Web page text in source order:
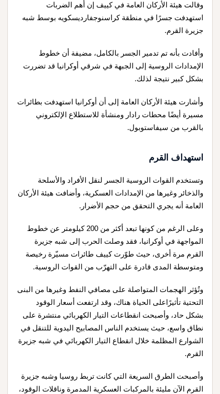
وقالت هيئة الأركان العامة في كييف إن أهم الضربات
استهدفت جسرًا في منطقة كراسنوجفارديسكويه بوسط شبه
جزيرة القرم.
وأفادت بأنه تم تدمير الجسر بالكامل، مضيفة أن خطوط
الإمدادات الروسية إلى الجبهة في شرقي أوكرانيا قد تضررت
بشكل كبير نتيجة لذلك.
وأشارت هيئة الأركان العامة إلى أن أوكرانيا استهدفت بطائرات
مسيرة أيضًا محطات رادار ومنشأة للاستطلاع الإلكتروني
بالقرب من سيفاستوبول.
استهداف القرم
وتستخدم القوات الروسية الجسر لنقل الأفراد والأسلحة
والذخائر وغيرها من الإمدادات العسكرية، وأضافت هيئة الأركان
العامة أنه يجري التحقق من حجم الأضرار.
وعلى الرغم من كونها تبعد أكثر من 200 كيلومتر عن خطوط
المواجهة في أوكرانيا، فقد وصلت الحرب إلى شبه جزيرة
القرم مرة أخرى، حيث طوّرت كييف طائرات مسيّرة رخيصة
ومتوسطة المدى قادرة على التهرّب من القوات الروسية.
وتُؤثر الهجمات المتواصلة على مصافي النفط وغيرها من البنى
التحتية تأثيرًاعلى الحياة هناك، وقد ارتفعت أسعار الوقود
بشكل حاد، وأصبحت انقطاعات التيار الكهربائي منتشرة على
نطاق واسع، حيث يستخدم الناس المصابيح اليدوية للتنقل في
الشوارع المظلمة خلال انقطاع التيار الكهربائي في شبه جزيرة
القرم.
وأصبحت الطرق السريعة التي كانت تربط روسيا وشبه جزيرة
القرم الآن مليئة بالمركبات العسكرية المدمرة وناقلات الوقود،